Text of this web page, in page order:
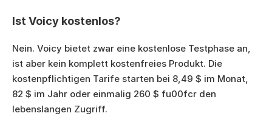
Ist Voicy kostenlos?
Nein. Voicy bietet zwar eine kostenlose Testphase an,
ist aber kein komplett kostenfreies Produkt. Die
kostenpflichtigen Tarife starten bei 8,49 $ im Monat,
82 $ im Jahr oder einmalig 260 $ fu00fcr den
lebenslangen Zugriff.